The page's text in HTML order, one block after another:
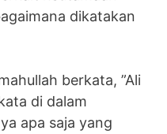
dikatakan
berkata, ”Ali
di dalam
apa saja yang